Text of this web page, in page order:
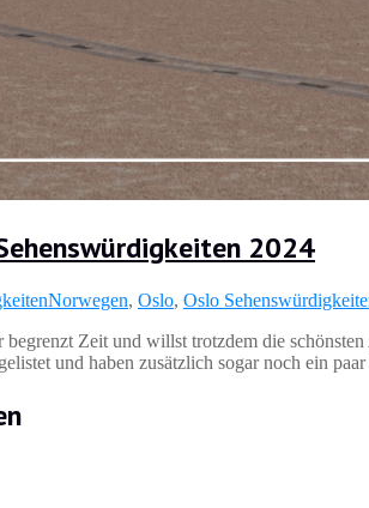
2024
Norwegen, Oslo, Oslo
Zeit und willst trotzdem die
und haben zusätzlich sogar noch ein